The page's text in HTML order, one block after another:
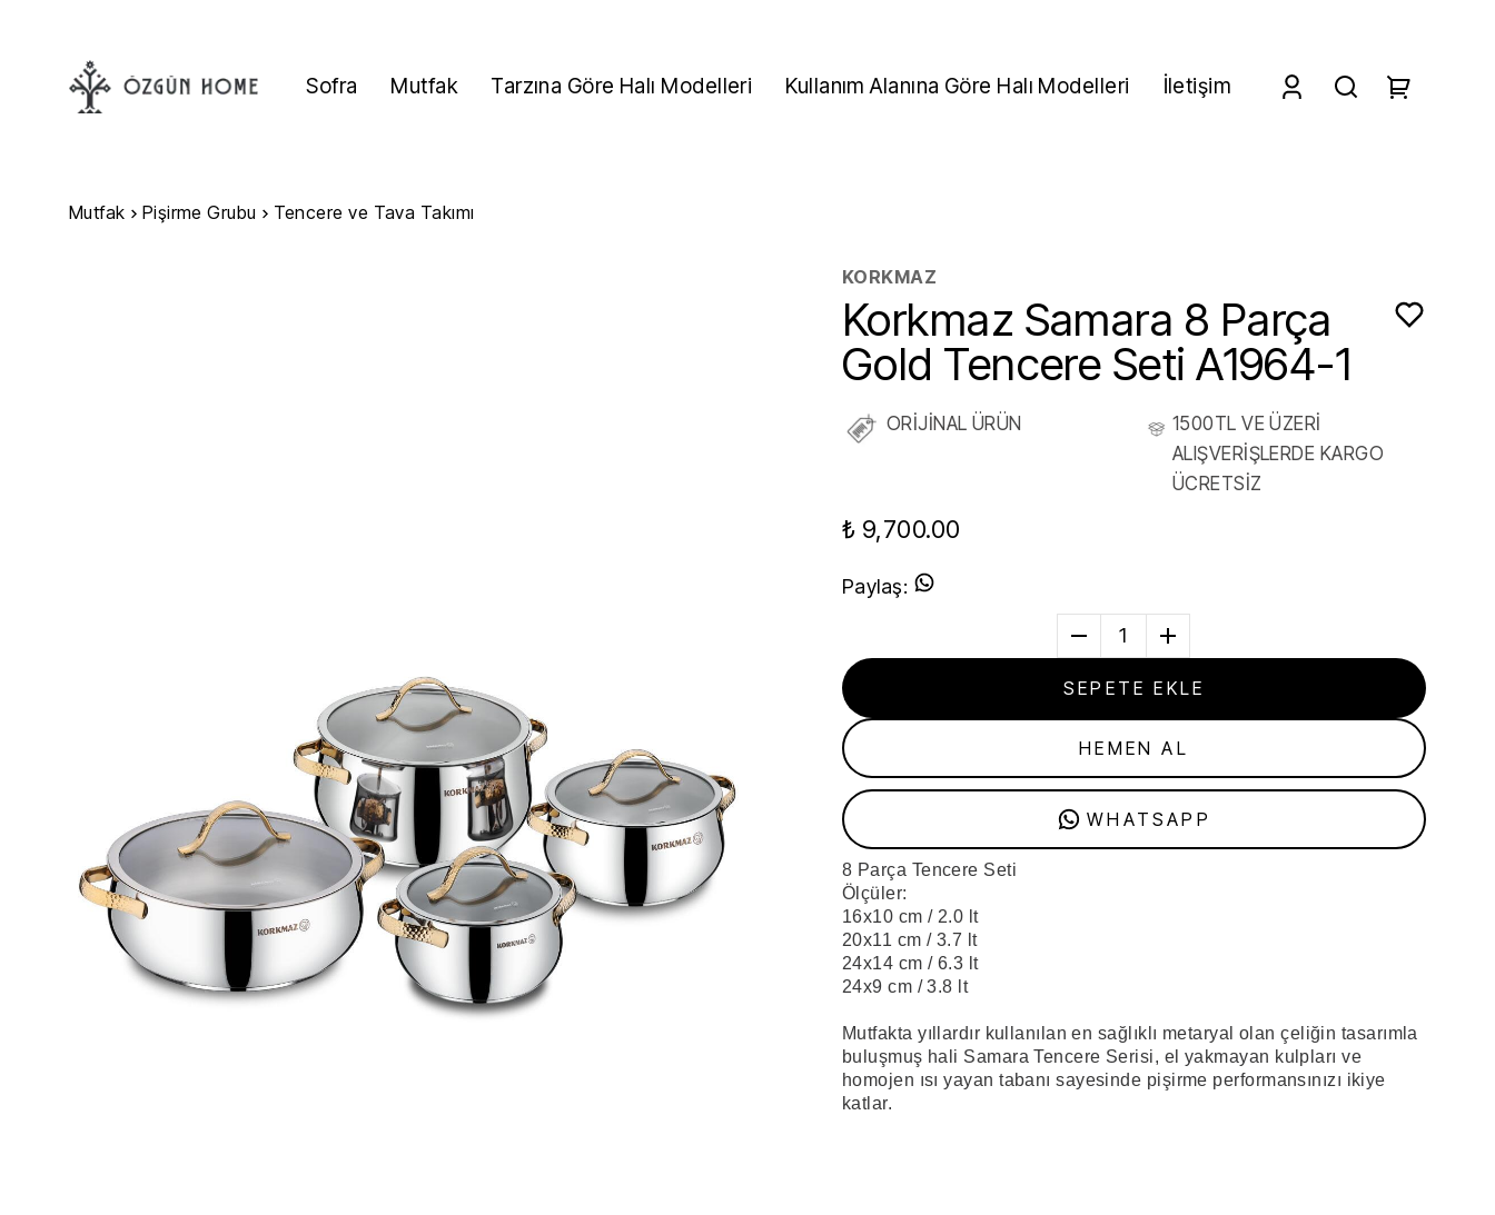
Sofra Mutfak Tarzına Göre Halı Modelleri Kullanım Alanına Göre Halı Modelleri İletişim
Mutfak Pişirme Grubu Tencere ve Tava Takımı
KORKMAZ
Korkmaz Samara 8 Parça
Gold Tencere Seti A1964-1
ORİJİNAL ÜRÜN
1500TL VE ÜZERİ
ALIŞVERİŞLERDE KARGO
ÜCRETSİZ
₺ 9,700.00
Paylaş:
1
SEPETE EKLE
HEMEN AL
WHATSAPP
8 Parça Tencere Seti
Ölçüler:
16x10 cm / 2.0 lt
20x11 cm / 3.7 lt
24x14 cm / 6.3 lt
24x9 cm / 3.8 lt
Mutfakta yıllardır kullanılan en sağlıklı metaryal olan çeliğin tasarımla
buluşmuş hali Samara Tencere Serisi, el yakmayan kulpları ve
homojen ısı yayan tabanı sayesinde pişirme performansınızı ikiye
katlar.